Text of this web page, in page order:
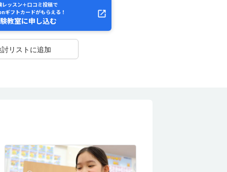
レッスン＋口コミ投稿で
ギフトカードがもらえる！
教室に申し込む
リストに追加